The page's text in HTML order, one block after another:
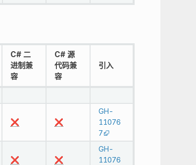
C# 二
进制兼
容
C# 源
代码兼
容
引入
❌ ❌
GH-
11076
7
❌ ❌
GH-
11076